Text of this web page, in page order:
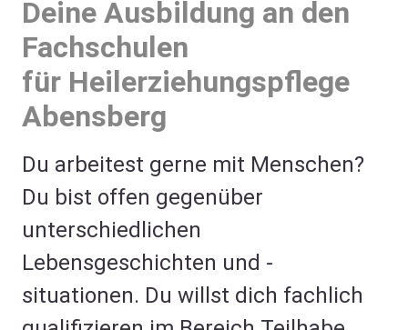
Deine Ausbildung an den
Fachschulen
für Heilerziehungspflege
Abensberg
Du arbeitest gerne mit Menschen?
Du bist offen gegenüber
unterschiedlichen
Lebensgeschichten und -
situationen. Du willst dich fachlich